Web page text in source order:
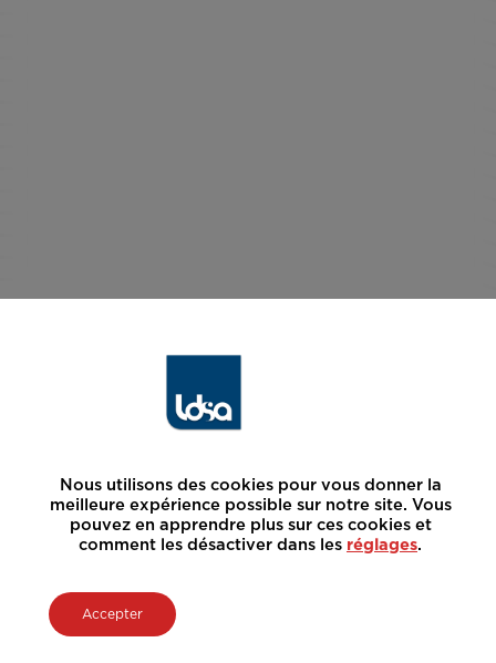
Nous utilisons des cookies pour vous donner la
meilleure expérience possible sur notre site. Vous
pouvez en apprendre plus sur ces cookies et
comment les désactiver dans les réglages.
Accepter